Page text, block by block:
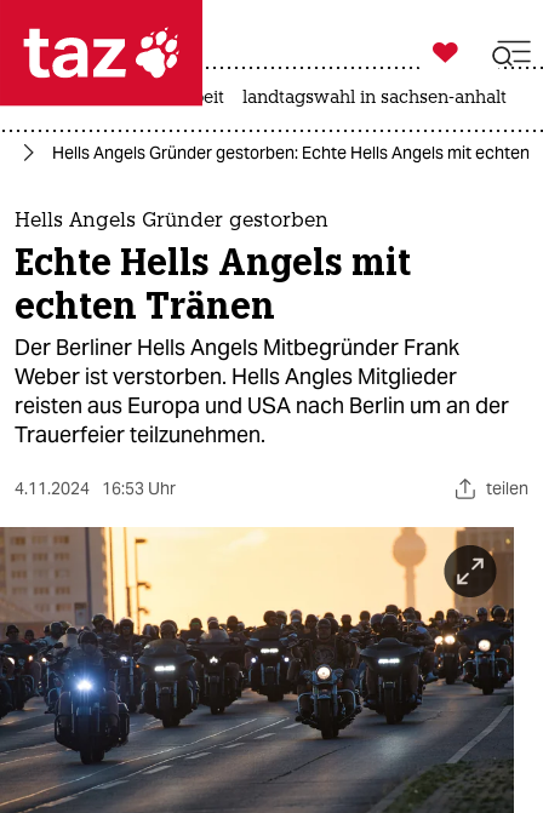
 taz zahl ich
taz zahl ich
themen
politik
öko
gesellschaft
kultur
sport
berlin
nord
wahrheit
verlag
verlag
veranstaltungen

taz zahl ich
arbeit landtagswahl in sachsen-anhalt
Hells Angels Gründer gestorben: Echte Hells Angels mit echten
Hells Angels Gründer gestorben
Echte Hells Angels mit
echten Tränen
Der Berliner Hells Angels Mitbegründer Frank
Weber ist verstorben. Hells Angles Mitglieder
reisten aus Europa und USA nach Berlin um an der
Trauerfeier teilzunehmen.
4.11.2024 16:53 Uhr teilen